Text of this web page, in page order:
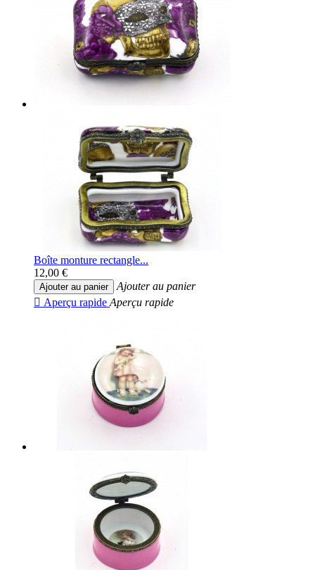
Boîte monture rectangle...
12,00 €
Ajouter au panier
Ajouter au panier
 Aperçu rapide Aperçu rapide